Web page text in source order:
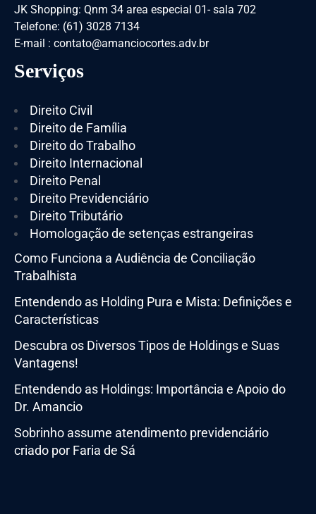
JK Shopping: Qnm 34 area especial 01- sala 702
Telefone: (61) 3028 7134
E-mail : contato@amanciocortes.adv.br
Serviços
Direito Civil
Direito de Família
Direito do Trabalho
Direito Internacional
Direito Penal
Direito Previdenciário
Direito Tributário
Homologação de setenças estrangeiras
Como Funciona a Audiência de Conciliação
Trabalhista
Entendendo as Holding Pura e Mista: Definições e
Características
Descubra os Diversos Tipos de Holdings e Suas
Vantagens!
Entendendo as Holdings: Importância e Apoio do
Dr. Amancio
Sobrinho assume atendimento previdenciário
criado por Faria de Sá